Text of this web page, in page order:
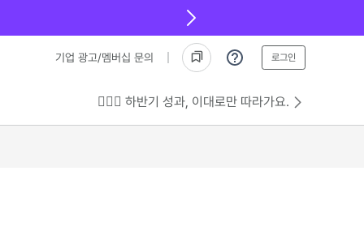
기업 광고/멤버십 문의 로그인
💁🏻‍♂️ 하반기 성과, 이대로만 따라가요.